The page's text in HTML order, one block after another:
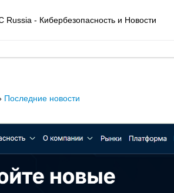
Russia - Кибербезопасность и Новости
Последние новости